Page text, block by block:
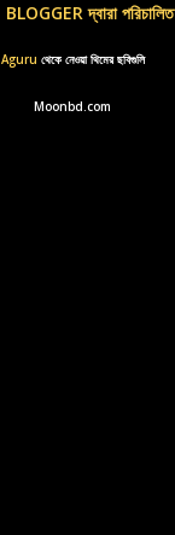
BLOGGER দ্বারা পরিচালিত
Aguru থেকে নেওয়া থিমের ছবিগুলি
Moonbd.com